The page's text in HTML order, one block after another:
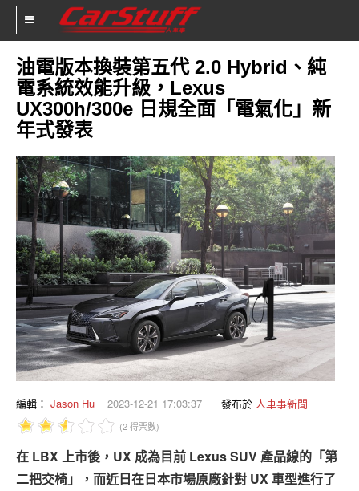
新車價格
車市新聞
賽車新聞
汽車改裝
輪胎特區
促銷訊息
人車軼事
試車報導
專題報導
車型比拼
兩輪世界
油電版本換裝第五代 2.0 Hybrid、純
電系統效能升級，Lexus
UX300h/300e 日規全面「電氣化」新
年式發表
編輯： Jason Hu 2023-12-21 17:03:37 發布於 人車事新聞
(2 得票數)
在 LBX 上市後，UX 成為目前 Lexus SUV 產品線的「第
二把交椅」，而近日在日本市場原廠針對 UX 車型進行了